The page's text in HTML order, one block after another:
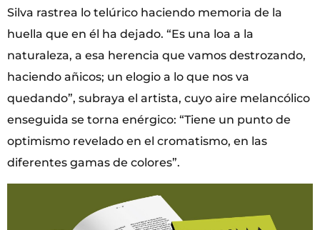
Silva rastrea lo telúrico haciendo memoria de la
huella que en él ha dejado. “Es una loa a la
naturaleza, a esa herencia que vamos destrozando,
haciendo añicos; un elogio a lo que nos va
quedando”, subraya el artista, cuyo aire melancólico
enseguida se torna enérgico: “Tiene un punto de
optimismo revelado en el cromatismo, en las
diferentes gamas de colores”.